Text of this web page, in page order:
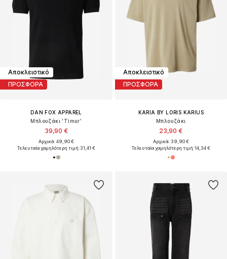
Αποκλειστικό
ΠΡΟΣΦΟΡΑ
DAN FOX APPAREL
Μπλουζάκι 'Timur'
39,90 €
Αρχικά: 49,90 €
Τελευταία χαμηλότερη τιμή:31,41 €
Αποκλειστικό
ΠΡΟΣΦΟΡΑ
KARIA BY LORIS KARIUS
Μπλουζάκι
23,90 €
Αρχικά: 39,90 €
Τελευταία χαμηλότερη τιμή:14,34 €